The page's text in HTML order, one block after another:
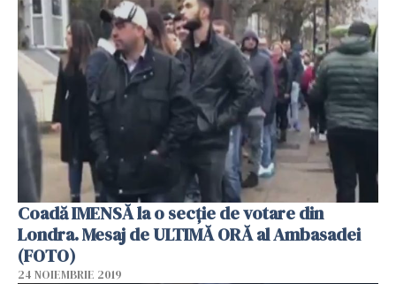
Coadă IMENSĂ la o secție de votare din
Londra. Mesaj de ULTIMĂ ORĂ al Ambasadei
(FOTO)
24 NOIEMBRIE 2019